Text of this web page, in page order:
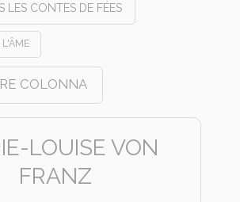
LES CONTES DE FÉES
L'ÂME
COLONNA
LOUISE VON
FRANZ